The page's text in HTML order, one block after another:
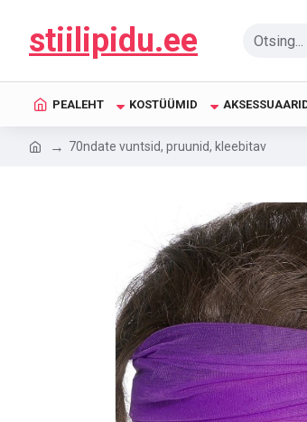
stiilipidu.ee
PEALEHT KOSTÜÜMID
70ndate vuntsid, pruunid, kleebitav